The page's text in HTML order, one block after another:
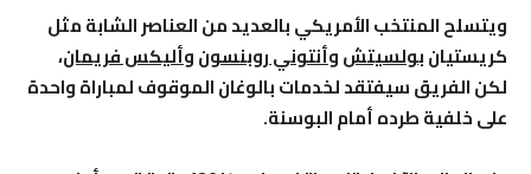
ويتسلح المنتخب الأمريكي بالعديد من العناصر الشابة مثل
كريستيانبولسيتشوأنتوني روبنسونوأليكس فريمان،
لكن الفريق سيفتقد لخدمات بالوغان الموقوف لمباراة واحدة
على خلفية طرده أمام البوسنة.